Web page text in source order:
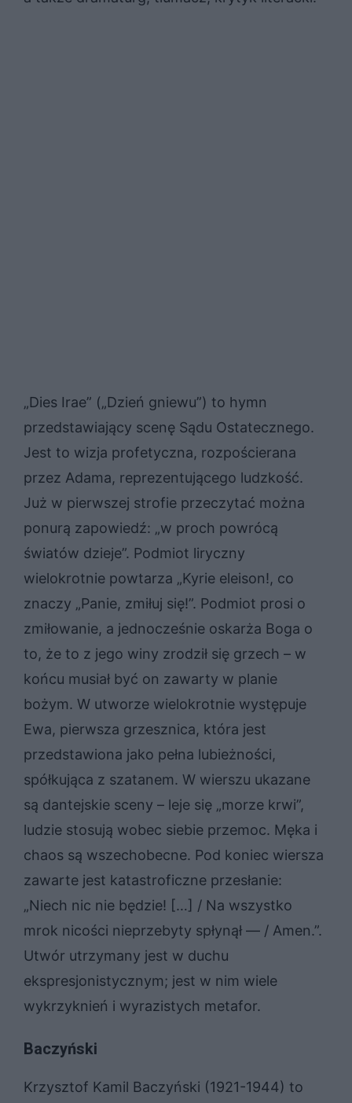
„Dies Irae” („Dzień gniewu”) to hymn
przedstawiający scenę Sądu Ostatecznego.
Jest to wizja profetyczna, rozpościerana
przez Adama, reprezentującego ludzkość.
Już w pierwszej strofie przeczytać można
ponurą zapowiedź: „w proch powrócą
światów dzieje”. Podmiot liryczny
wielokrotnie powtarza „Kyrie eleison!, co
znaczy „Panie, zmiłuj się!”. Podmiot prosi o
zmiłowanie, a jednocześnie oskarża Boga o
to, że to z jego winy zrodził się grzech – w
końcu musiał być on zawarty w planie
bożym. W utworze wielokrotnie występuje
Ewa, pierwsza grzesznica, która jest
przedstawiona jako pełna lubieżności,
spółkująca z szatanem. W wierszu ukazane
są dantejskie sceny – leje się „morze krwi”,
ludzie stosują wobec siebie przemoc. Męka i
chaos są wszechobecne. Pod koniec wiersza
zawarte jest katastroficzne przesłanie:
„Niech nic nie będzie! […] / Na wszystko
mrok nicości nieprzebyty spłynął — / Amen.”.
Utwór utrzymany jest w duchu
ekspresjonistycznym; jest w nim wiele
wykrzyknień i wyrazistych metafor.
Baczyński
Krzysztof Kamil Baczyński (1921-1944) to